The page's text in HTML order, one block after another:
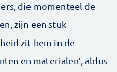
die momenteel de
zijn een stuk
zit hem in de
en materialen’, aldus